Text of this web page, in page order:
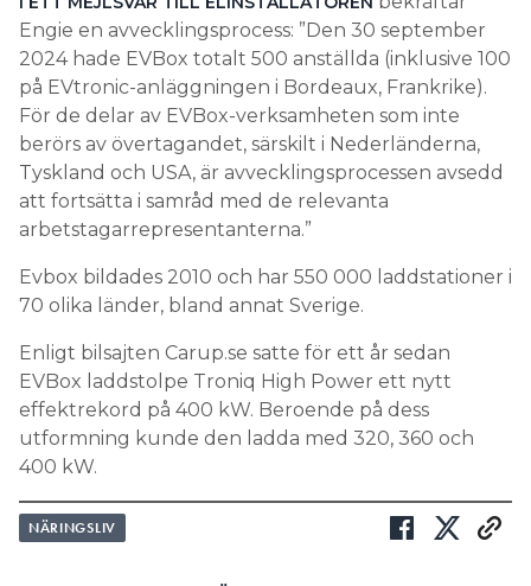
Engie en avvecklingsprocess: ”Den 30 september
2024 hade EVBox totalt 500 anställda (inklusive 100
på EVtronic-anläggningen i Bordeaux, Frankrike).
För de delar av EVBox-verksamheten som inte
berörs av övertagandet, särskilt i Nederländerna,
Tyskland och USA, är avvecklingsprocessen avsedd
att fortsätta i samråd med de relevanta
arbetstagarrepresentanterna.”
Evbox bildades 2010 och har 550 000 laddstationer i
70 olika länder, bland annat Sverige.
Enligt bilsajten Carup.se satte för ett år sedan
EVBox laddstolpe Troniq High Power ett nytt
effektrekord på 400 kW. Beroende på dess
utformning kunde den ladda med 320, 360 och
400 kW.
NÄRINGSLIV